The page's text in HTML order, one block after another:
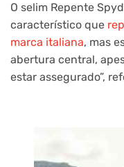
O selim Repente
característico que
marca italiana, mas
abertura central,
estar assegurado”,